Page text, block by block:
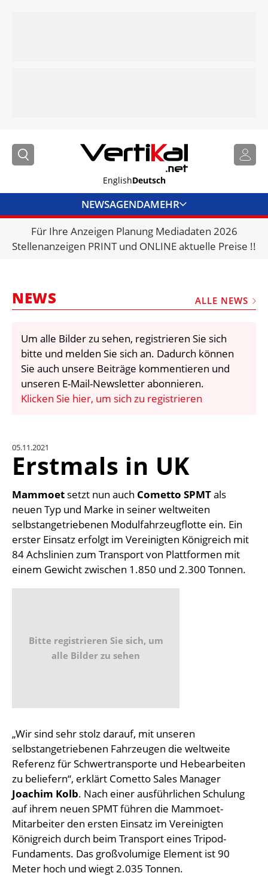
EnglishDeutsch
NEWSAGENDAMEHR
BRANCHENLINKS
VERMIETER
VIDEOS
BIBLIOTHEK
KRAN & BÜHNE
EINHEITENKONVERTER
KONTAKT
Für Ihre Anzeigen Planung Mediadaten 2026
Stellenanzeigen PRINT und ONLINE aktuelle Preise !!
NEWS ALLE NEWS
Um alle Bilder zu sehen, registrieren Sie sich
bitte und melden Sie sich an. Dadurch können
Sie auch unsere Beiträge kommentieren und
unseren E-Mail-Newsletter abonnieren.
Klicken Sie hier, um sich zu registrieren
05.11.2021
Erstmals in UK
Mammoet setzt nun auch Cometto SPMTals
neuen Typ und Marke in seiner weltweiten
selbstangetriebenen Modulfahrzeugflotte ein. Ein
erster Einsatz erfolgt im Vereinigten Königreich mit
84 Achslinien zum Transport von Plattformen mit
einem Gewicht zwischen 1.850 und 2.300 Tonnen.
Bitte registrieren Sie sich, um
alle Bilder zu sehen
„Wir sind sehr stolz darauf, mit unseren
selbstangetriebenen Fahrzeugen die weltweite
Referenz für Schwertransporte und Hebearbeiten
zu beliefern“, erklärt Cometto Sales Manager
Joachim Kolb. Nach einer ausführlichen Schulung
auf ihrem neuen SPMT führen die Mammoet-
Mitarbeiter den ersten Einsatz im Vereinigten
Königreich durch beim Transport eines Tripod-
Fundaments. Das großvolumige Element ist 90
Meter hoch und wiegt 2.035 Tonnen.